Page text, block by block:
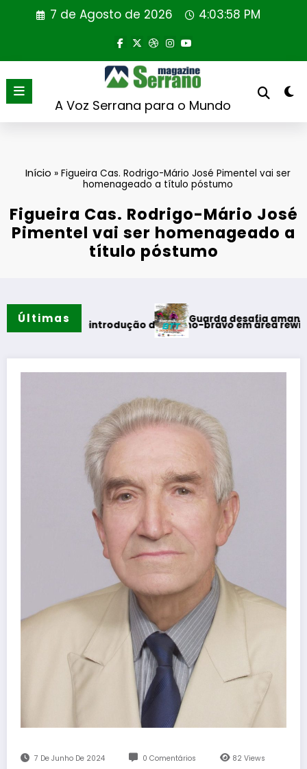
7 de Agosto de 2026 4:03:59 PM
A Voz Serrana para o Mundo
Início »Figueira Cas. Rodrigo-Mário José Pimentel vai ser
homenageado a título póstumo
Figueira Cas. Rodrigo-Mário José
Pimentel vai ser homenageado a
título póstumo
Últimas de coelho-bravo em área rewilding
Guarda desafia amantes do BTT na
7 De Junho De 2024 0 Comentários 82Views